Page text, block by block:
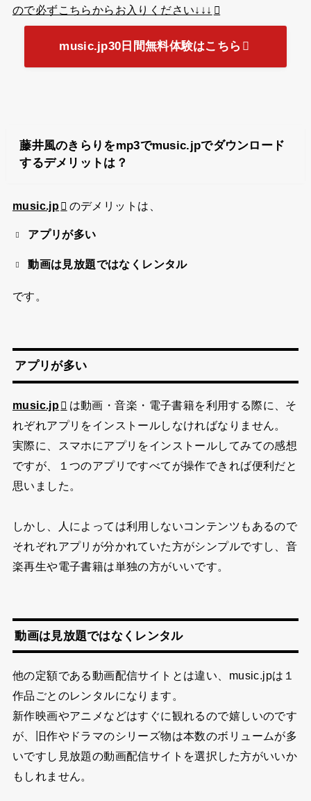
ので必ずこちらからお入りください↓↓↓
music.jp30日間無料体験はこちら
藤井風のきらりをmp3でmusic.jpでダウンロード
するデメリットは？
music.jp のデメリットは、
アプリが多い
動画は見放題ではなくレンタル
です。
アプリが多い
music.jp
は動画・音楽・電子書籍を利用する際に、そ
れぞれアプリをインストールしなければなりません。
実際に、スマホにアプリをインストールしてみての感想
ですが、１つのアプリですべてが操作できれば便利だと
思いました。
しかし、人によっては利用しないコンテンツもあるので
それぞれアプリが分かれていた方がシンプルですし、音
楽再生や電子書籍は単独の方がいいです。
動画は見放題ではなくレンタル
他の定額である動画配信サイトとは違い、music.jpは１
作品ごとのレンタルになります。
新作映画やアニメなどはすぐに観れるので嬉しいのです
が、旧作やドラマのシリーズ物は本数のボリュームが多
いですし見放題の動画配信サイトを選択した方がいいか
もしれません。